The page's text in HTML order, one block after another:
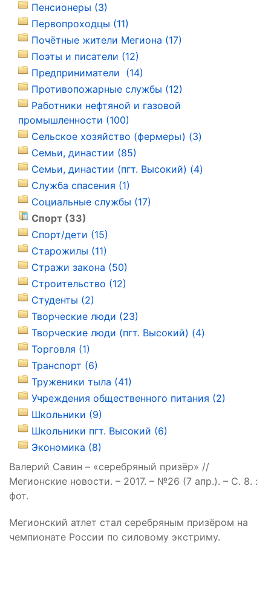
Пенсионеры (3)
Первопроходцы (11)
Почётные жители Мегиона (17)
Поэты и писатели (12)
Предприниматели (14)
Противопожарные службы (12)
Работники нефтяной и газовой
промышленности (100)
Сельское хозяйство (фермеры) (3)
Семьи, династии (85)
Семьи, династии (пгт. Высокий) (4)
Служба спасения (1)
Социальные службы (17)
Спорт (33)
Спорт/дети (15)
Старожилы (11)
Стражи закона (50)
Строительство (12)
Студенты (2)
Творческие люди (23)
Творческие люди (пгт. Высокий) (4)
Торговля (1)
Транспорт (6)
Труженики тыла (41)
Учреждения общественного питания (2)
Школьники (9)
Школьники пгт. Высокий (6)
Экономика (8)
Валерий Савин – «серебряный призёр» //
Мегионские новости. – 2017. – №26 (7 апр.). – С. 8. :
фот.
Мегионский атлет стал серебряным призёром на
чемпионате России по силовому экстриму.